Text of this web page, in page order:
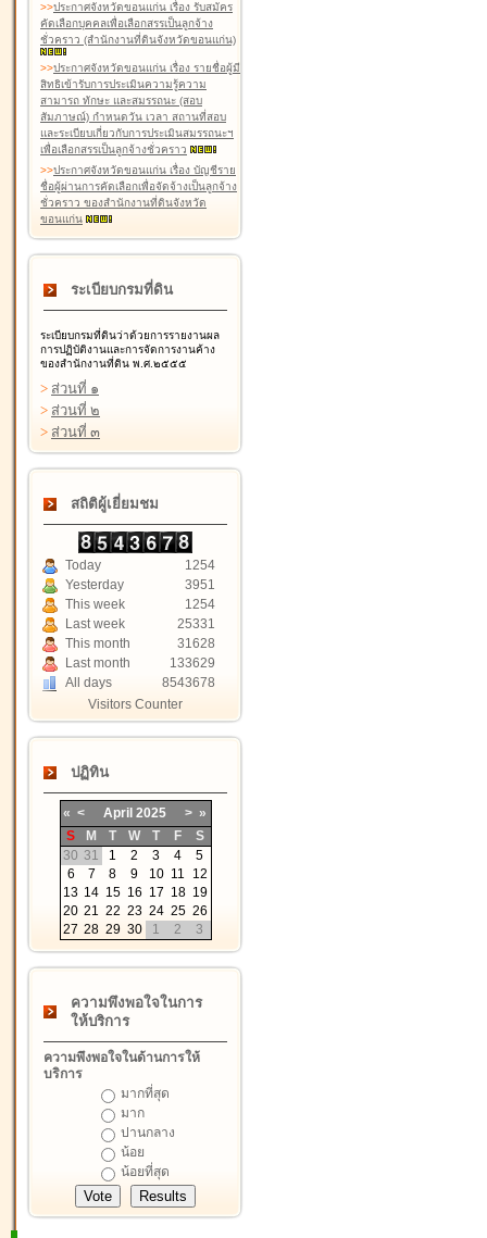
>>ประกาศจังหวัดขอนแก่น เรื่อง รับสมัคร
คัดเลือกบุคคลเพื่อเลือกสรรเป็นลูกจ้าง
ชั่วคราว (สำนักงานที่ดินจังหวัดขอนแก่น)
>>ประกาศจังหวัดขอนแก่น เรื่อง รายชื่อผู้มี
สิทธิเข้ารับการประเมินความรู้ความ
สามารถ ทักษะ และสมรรถนะ (สอบ
สัมภาษณ์) กำหนดวัน เวลา สถานที่สอบ
และระเบียบเกี่ยวกับการประเมินสมรรถนะฯ
เพื่อเลือกสรรเป็นลูกจ้างชั่วคราว
>>ประกาศจังหวัดขอนแก่น เรื่อง บัญชีราย
ชื่อผู้ผ่านการคัดเลือกเพื่อจัดจ้างเป็นลูกจ้าง
ชั่วคราว ของสำนักงานที่ดินจังหวัด
ขอนแก่น
ระเบียบกรมที่ดิน
ระเบียบกรมที่ดินว่าด้วยการรายงานผล
การปฏิบัติงานและการจัดการงานค้าง
ของสำนักงานที่ดิน พ.ศ.๒๕๕๕
> ส่วนที่ ๑
> ส่วนที่ ๒
> ส่วนที่ ๓
สถิติผู้เยี่ยมชม
Today
1254
Yesterday
3951
This week
1254
Last week
25331
This month
31628
Last month
133629
All days
8543678
Visitors Counter
ปฏิทิน
« < April 2025 > »
S
M T W T F
S
30 31 1 2 3 4
5
6
7 8 9 10 11
12
13 14 15 16 17 18 19
20 21 22 23 24 25 26
27 28 29 30 1 2 3
ความพึงพอใจในการ
ให้บริการ
ความพึงพอใจในด้านการให้
บริการ
มากที่สุด
มาก
ปานกลาง
น้อย
น้อยที่สุด